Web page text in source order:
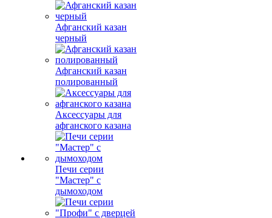
Афганский казан
черный
Афганский казан
полированный
Аксессуары для
афганского казана
Печи серии
"Мастер" с
дымоходом